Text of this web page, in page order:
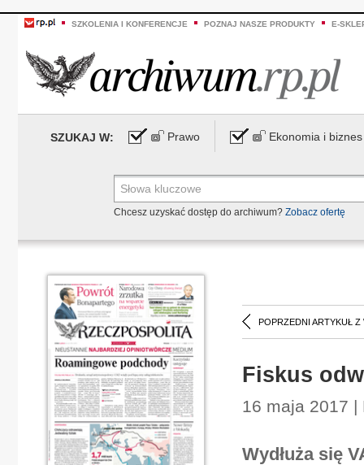
SZKOLENIA I KONFERENCJE POZNAJ NASZE PRODUKTY E-
SZUKAJ W: Prawo Ekonomia i biznes
Chcesz uzyskać dostęp do archiwum? Zobacz ofertę
POPRZEDNI ARTYKUŁ Z
Fiskus
16 maja 2017 |
Wydłuża się